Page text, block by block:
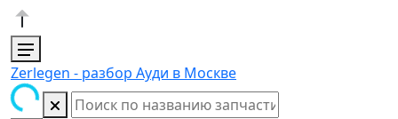
Zerlegen - разбор Ауди в Москве